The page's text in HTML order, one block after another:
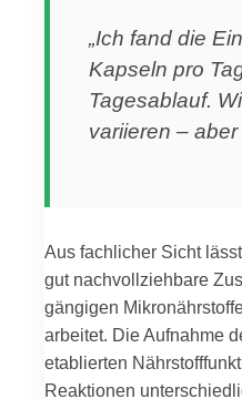
„Ich fand die
Kapseln pro
Tagesablauf.
variieren –
Aus fachlicher Sicht
gut nachvollziehbare
gängigen
arbeitet. Die Aufnahme
etablierten
Reaktionen